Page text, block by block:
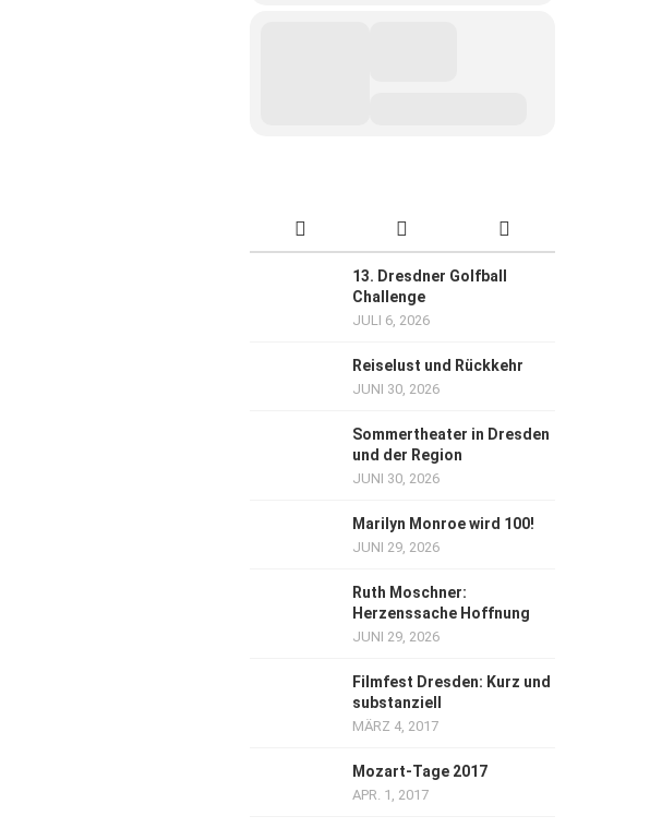
13. Dresdner Golfball
Challenge
JULI 6, 2026
Reiselust und Rückkehr
JUNI 30, 2026
Sommertheater in Dresden
und der Region
JUNI 30, 2026
Marilyn Monroe wird 100!
JUNI 29, 2026
Ruth Moschner:
Herzenssache Hoffnung
JUNI 29, 2026
Filmfest Dresden: Kurz und
substanziell
MÄRZ 4, 2017
Mozart-Tage 2017
APR. 1, 2017